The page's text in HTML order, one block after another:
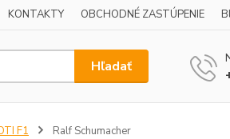
KONTAKTY OBCHODNÉ ZASTÚPENIE
Hľadať
F1 Ralf Schumacher